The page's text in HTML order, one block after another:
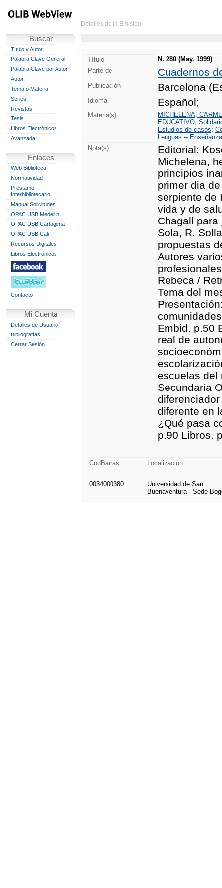
Buscar
Título y Autor
Palabra Clave General
Palabra Clave por Autor
Autor
Tema o Materia
Series
Revistas
Tesis
Libros Electrónicos
Avanzada
Enlaces
Web Biblioteca
Normatividad
Préstamo
Interbibliotecario
Manual Solicitudes
OPAC USB Medellín
OPAC USB Cartagena
OPAC USB Cali
Recursos Digitales
Libros Electrónicos
Contacto
Mi Cuenta
Detalles de Usuario
Bibliografías
Cerrar Sesión
Detalles de la Emisión
Título
N. 280 (May. 1999)
Parte de
Cuadernos
Publicación Barcelona
Idioma Español;
Materia(s)
MICHELENA,
EDUCATIVO;
Estudios de casos;
Lenguas -- Enseñanza
Nota(s)
Editorial:
Michelena,
principios
primer dia
serpiente de
vida y de
Chagall
Sola, R.
propuestas
Autores
Rebeca /
Tema del
Embid. p.50
real de
escuelas del
Secundaria
diferente en
¿Qué pasa
p.90 Libros.
CodBarras Localización
0034000380
Universidad de San
Buenaventura - Sede